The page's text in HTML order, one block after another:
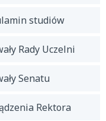
studiów
Rady Uczelni
Senatu
Rektora